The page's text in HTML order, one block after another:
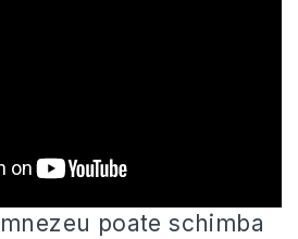
poate schimba